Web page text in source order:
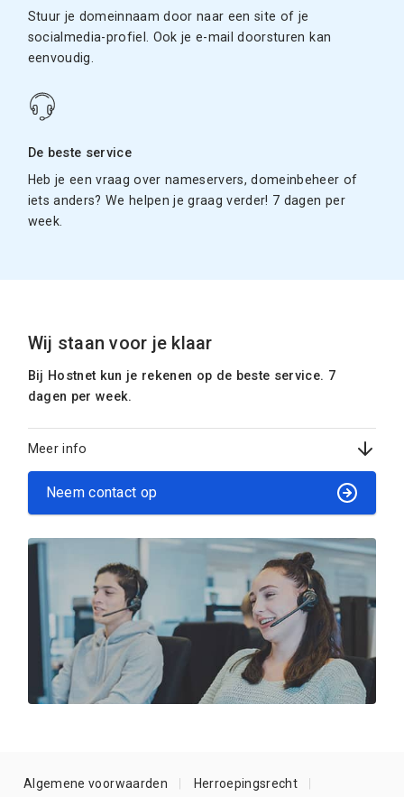
Stuur je domeinnaam door naar een site of je
socialmedia-profiel. Ook je e-mail doorsturen kan
eenvoudig.
De beste service
Heb je een vraag over nameservers, domeinbeheer of
iets anders? We helpen je graag verder! 7 dagen per
week.
Wij staan voor je klaar
Bij Hostnet kun je rekenen op de beste service. 7
dagen per week.
Meer info
Neem contact op
Algemene voorwaarden Herroepingsrecht